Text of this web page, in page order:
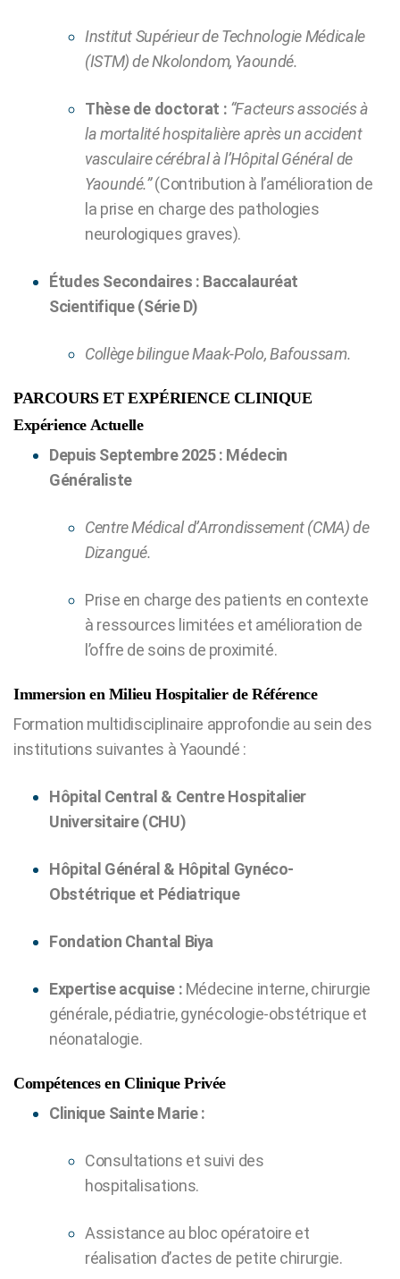
Institut Supérieur de Technologie Médicale
(ISTM) de Nkolondom, Yaoundé.
Thèse de doctorat : “Facteurs associés à
la mortalité hospitalière après un accident
vasculaire cérébral à l’Hôpital Général de
Yaoundé.”(Contribution à l’amélioration de
la prise en charge des pathologies
neurologiques graves).
Études Secondaires : Baccalauréat
Scientifique (Série D)
Collège bilingue Maak-Polo, Bafoussam.
PARCOURS ET EXPÉRIENCE CLINIQUE
Expérience Actuelle
Depuis Septembre 2025 : Médecin
Généraliste
Centre Médical d’Arrondissement (CMA) de
Dizangué.
Prise en charge des patients en contexte
à ressources limitées et amélioration de
l’offre de soins de proximité.
Immersion en Milieu Hospitalier de Référence
Formation multidisciplinaire approfondie au sein des
institutions suivantes à Yaoundé :
Hôpital Central & Centre Hospitalier
Universitaire (CHU)
Hôpital Général & Hôpital Gynéco-
Obstétrique et Pédiatrique
Fondation Chantal Biya
Expertise acquise : Médecine interne, chirurgie
générale, pédiatrie, gynécologie-obstétrique et
néonatalogie.
Compétences en Clinique Privée
Clinique Sainte Marie :
Consultations et suivi des
hospitalisations.
Assistance au bloc opératoire et
réalisation d’actes de petite chirurgie.